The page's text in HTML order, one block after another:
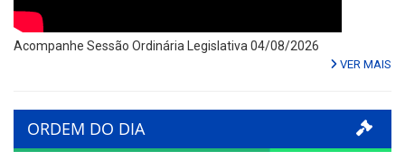
Acompanhe Sessão Ordinária Legislativa 04/08/2026
VER MAIS
ORDEM DO DIA